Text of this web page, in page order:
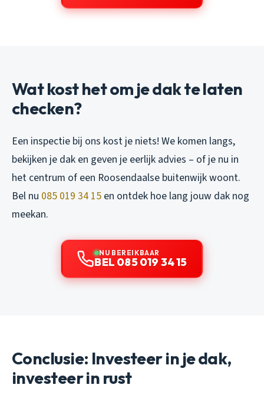
Wat kost het om je dak te laten
checken?
Een inspectie bij ons kost je niets! We komen langs,
bekijken je dak en geven je eerlijk advies – of je nu in
het centrum of een Roosendaalse buitenwijk woont.
Bel nu 085 019 34 15 en ontdek hoe lang jouw dak nog
meekan.
NU BEREIKBAAR
BEL 085 019 34 15
Conclusie: Investeer in je dak,
investeer in rust